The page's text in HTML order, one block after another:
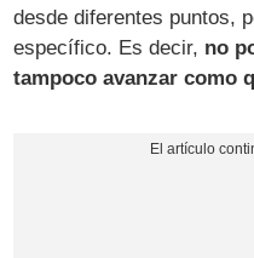
desde diferentes puntos,
específico. Es decir, no
tampoco avanzar como